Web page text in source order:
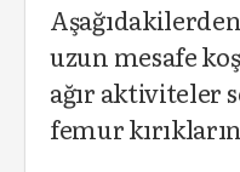
uzun mesafe
ağır aktiviteler
femur